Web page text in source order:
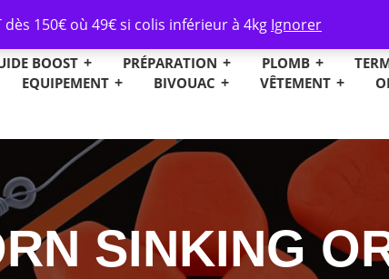
150€ sur les colis standard Livraison internationale
BOOST PRÉPARATION PLOMB
EQUIPEMENT
BIVOUAC VÊTEMENT
SINKING
dès 150€ où 49€ si colis inférieur à 4kg Ignorer